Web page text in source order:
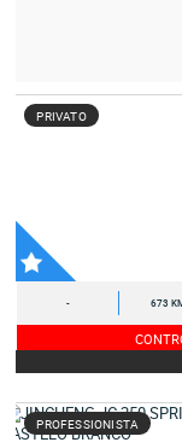
PRIVATO
- 673
PROFESSIONISTA